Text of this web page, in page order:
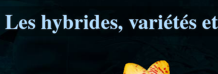
Les hybrides, variétés